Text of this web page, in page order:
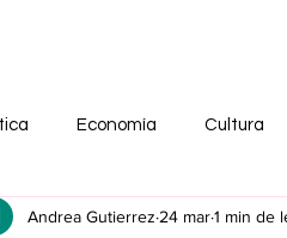
Economía Cultura
Andrea Gutierrez 24 mar1 min de